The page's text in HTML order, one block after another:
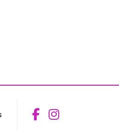
Aceder ao
Aceder